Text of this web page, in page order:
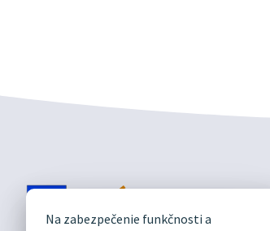
Na zabezpečenie funkčnosti a
DIVÍN
OFICIÁLNE STRÁNKY